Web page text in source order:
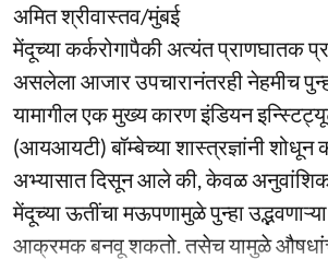
अमित श्रीवास्तव/मुंबई
मेंदूच्या कर्करोगापैकी अत्यंत प्राणघातक
असलेला आजार उपचारानंतरही नेहमीच
यामागील एक मुख्य कारण इंडियन
(आयआयटी) बॉम्बेच्या शास्त्रज्ञांनी
अभ्यासात दिसून आले की, केवळ
मेंदूच्या ऊतींचा मऊपणामुळे पुन्हा
आक्रमक बनवू शकतो. तसेच यामुळे